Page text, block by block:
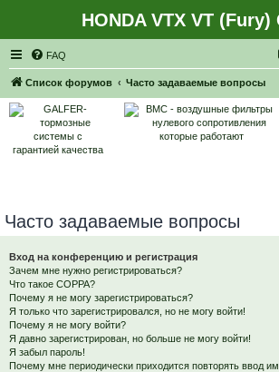
HONDA VTX VT (Fury)
FAQ
Список форумов Часто задаваемые вопросы
Часто задаваемые вопросы
Вход на конференцию и регистрация
Зачем мне нужно регистрироваться?
Что такое COPPA?
Почему я не могу зарегистрироваться?
Я только что зарегистрировался, но не могу войти!
Почему я не могу войти?
Я давно зарегистрирован, но больше не могу войти!
Я забыл пароль!
Почему мне периодически приходится повторять ввод